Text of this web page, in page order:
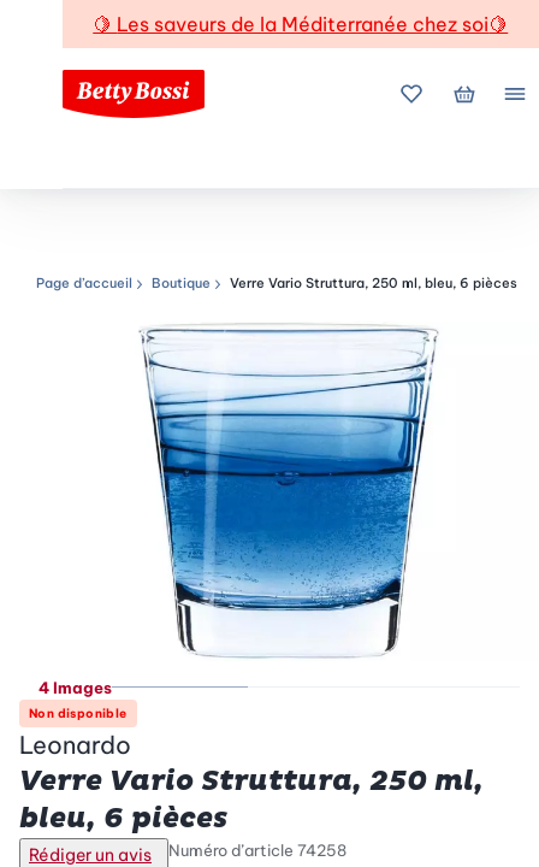
🍋 Les saveurs de la Méditerranée chez soi🍋
Mes favoris
Mon
Chemin de navigation
Page d’accueil Boutique Verre Vario Struttura, 250 ml, bleu, 6 pièces
4 Images
Non disponible
Leonardo
Verre Vario Struttura, 250 ml,
bleu, 6 pièces
Rédiger un avis Numéro d’article 74258